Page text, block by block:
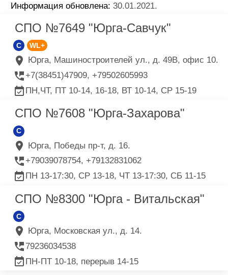
Информация обновлена: 30.01.2021.
СПО №7649 "Юрга-Савчук"
C WL+
Юрга, Машиностроителей ул., д. 49В, офис 10.
+7(38451)47909, +79502605993
ПН,ЧТ, ПТ 10-14, 16-18, ВТ 10-14, СР 15-19
СПО №7608 "Юрга-Захарова"
C
Юрга, Победы пр-т, д. 16.
+79039078754, +79132831062
ПН 13-17:30, СР 13-18, ЧТ 13-17:30, СБ 11-15
СПО №8300 "Юрга - Витальская"
C
Юрга, Московская ул., д. 14.
79236034538
ПН-ПТ 10-18, перерыв 14-15